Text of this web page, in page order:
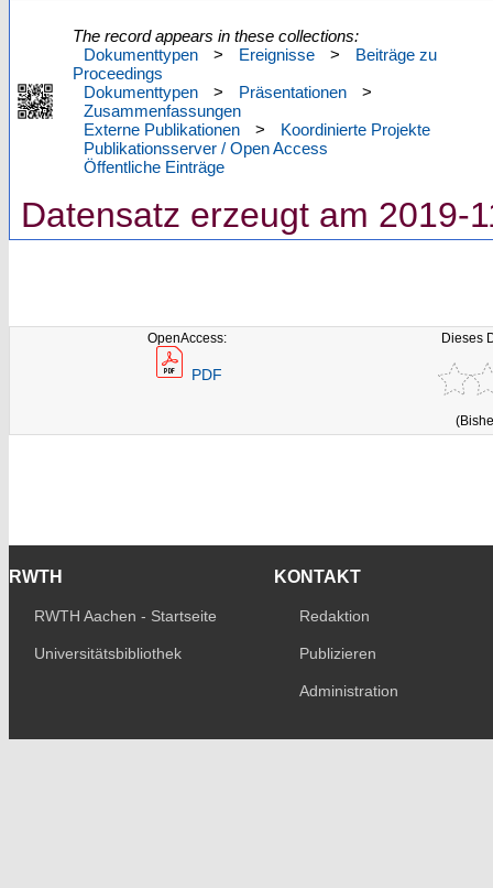
The record appears in these collections:
Dokumenttypen
> Ereignisse >
Beiträge zu
Proceedings
Dokumenttypen
> Präsentationen
>
Zusammenfassungen
Externe Publikationen
>
Koordinierte Projekte
Publikationsserver / Open Access
Öffentliche Einträge
Datensatz erzeugt am 2019-
OpenAccess:
PDF
Dieses
RWTH
RWTH Aachen - Startseite
Universitätsbibliothek
KONTAKT
Redaktion
Publizieren
Administration